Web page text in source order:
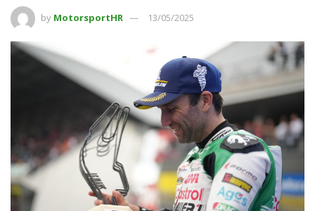
by MotorsportHR 13/05/2025